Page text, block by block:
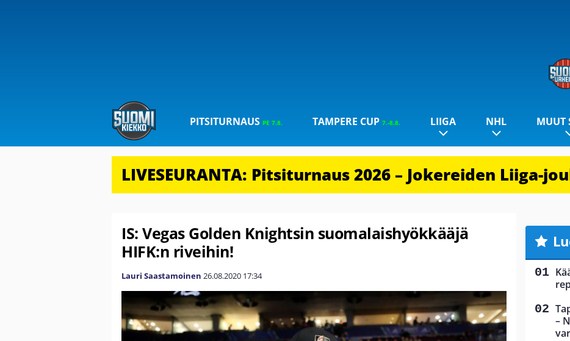
PITSITURNAUS PE 7.8. TAMPERE CUP 7.-8.8. LIIGA NHL MUUT
LIVESEURANTA: Pitsiturnaus 2026 – Jokereiden Liiga-
IS: Vegas Golden Knightsin suomalaishyökkääjä
HIFK:n riveihin!
Lauri Saastamoinen 26.08.2020 17:34
–